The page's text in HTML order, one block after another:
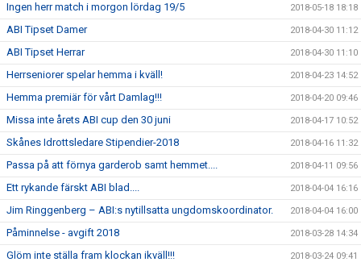
Ingen herr match i morgon lördag 19/5 2018-05-18 18:18
ABI Tipset Damer 2018-04-30 11:12
ABI Tipset Herrar 2018-04-30 11:10
Herrseniorer spelar hemma i kväll! 2018-04-23 14:52
Hemma premiär för vårt Damlag!!! 2018-04-20 09:46
Missa inte årets ABI cup den 30 juni 2018-04-17 10:52
Skånes Idrottsledare Stipendier-2018 2018-04-16 11:32
Passa på att förnya garderob samt hemmet.... 2018-04-11 09:56
Ett rykande färskt ABI blad.... 2018-04-04 16:16
Jim Ringgenberg – ABI:s nytillsatta ungdomskoordinator. 2018-04-04 16:00
Påminnelse - avgift 2018 2018-03-28 14:34
Glöm inte ställa fram klockan ikväll!!! 2018-03-24 09:41